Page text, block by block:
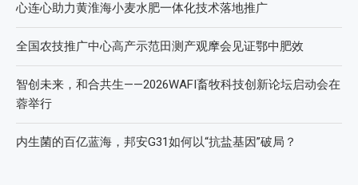
心连心助力黄淮海小麦水肥一体化技术落地推广
全国农技推广中心高产示范田测产观摩会见证鄂中肥效
智创未来，和合共生——2026WAFI畜牧科技创新论坛启动会在
蓉举行
内生菌的百亿蓝海，邦安G31如何以“抗盐基因”破局？